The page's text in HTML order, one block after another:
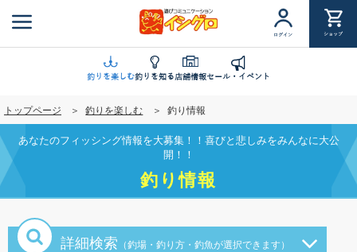
ン
に
移
動
ログイン ショップ
釣りを楽しむ釣りを知る店舗情報セール・イベント
トップページ 釣りを楽しむ 釣り情報
あなたのフィッシング情報を大募集！！喜びと悲しみをみんなに大公
開！！
釣り情報
詳細検索 （釣場・釣り方・釣魚が選択できます）